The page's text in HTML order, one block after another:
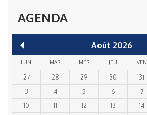
AGENDA
Août 2026
LUN MAR MER JEU VEN
27 28 29 30 31
3
4 5 6 7
10
11 12 13 14